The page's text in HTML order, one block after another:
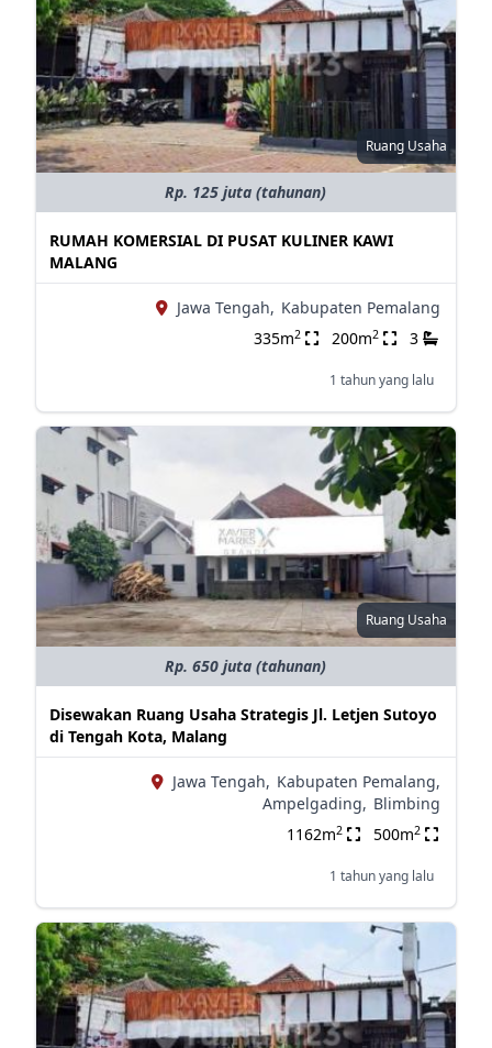
Ruang Usaha
Rp. 125 juta (tahunan)
RUMAH KOMERSIAL DI PUSAT KULINER KAWI
MALANG
Jawa Tengah, Kabupaten Pemalang
335m2 200m2 3
1 tahun yang lalu
Ruang Usaha
Rp. 650 juta (tahunan)
Disewakan Ruang Usaha Strategis Jl. Letjen Sutoyo
di Tengah Kota, Malang
Jawa Tengah, Kabupaten Pemalang,
Ampelgading, Blimbing
1162m2 500m2
1 tahun yang lalu